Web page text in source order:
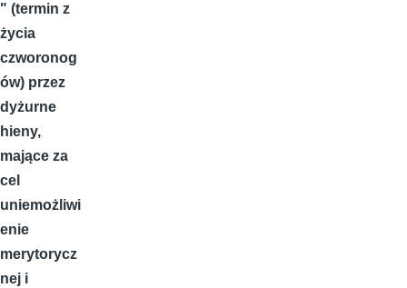
" (termin z
życia
czworonog
ów) przez
dyżurne
hieny,
mające za
cel
uniemożliwi
enie
merytorycz
nej i